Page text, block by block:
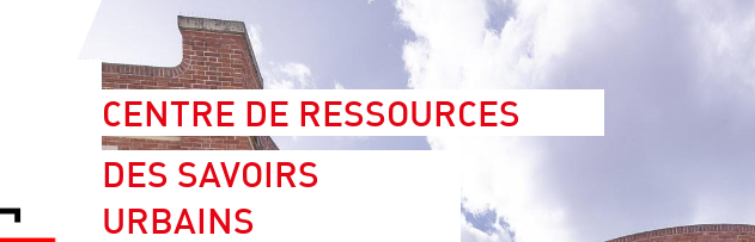
CENTRE DE RESSOURCES
DES SAVOIRS
URBAINS